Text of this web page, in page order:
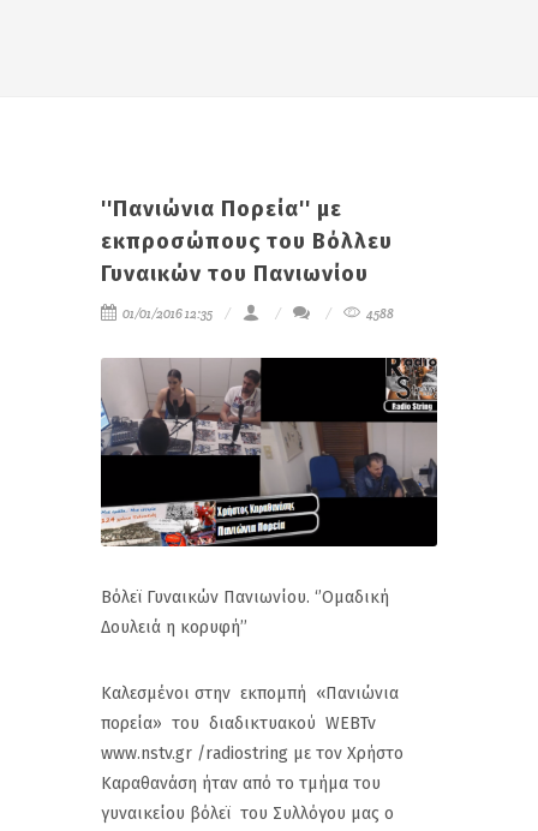
''Πανιώνια Πορεία'' με
εκπροσώπους του Βόλλευ
Γυναικών του Πανιωνίου
01/01/2016 12:35 4588
Βόλεϊ Γυναικών Πανιωνίου. ‘’Ομαδική
Δουλειά η κορυφή’’
Καλεσμένοι στην εκπομπή «Πανιώνια
πορεία» του διαδικτυακού WEBTv
www.nstv.gr /radiostring με τον Χρήστο
Καραθανάση ήταν από το τμήμα του
γυναικείου βόλεϊ του Συλλόγου μας ο